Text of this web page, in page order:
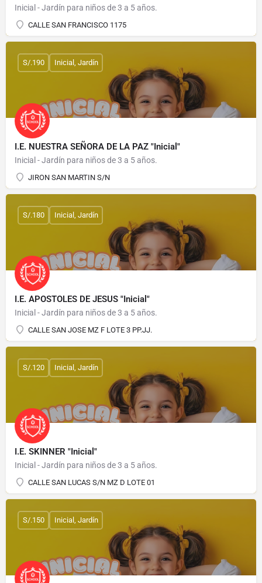
Inicial - Jardín para niños de 3 a 5 años.
CALLE SAN FRANCISCO 1175
I.E. NUESTRA SEÑORA DE LA PAZ "Inicial"
Inicial - Jardín para niños de 3 a 5 años.
JIRON SAN MARTIN S/N
S/.190 Inicial, Jardín
I.E. APOSTOLES DE JESUS "Inicial"
Inicial - Jardín para niños de 3 a 5 años.
CALLE SAN JOSE MZ F LOTE 3 PP.JJ.
S/.180 Inicial, Jardín
I.E. SKINNER "Inicial"
Inicial - Jardín para niños de 3 a 5 años.
CALLE SAN LUCAS S/N MZ D LOTE 01
S/.120 Inicial, Jardín
S/.150 Inicial, Jardín